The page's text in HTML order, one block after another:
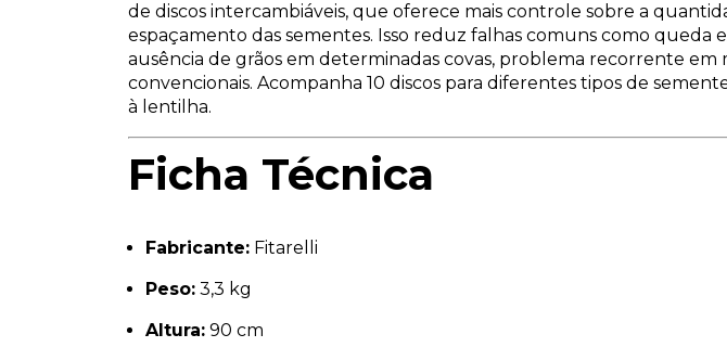
de discos intercambiáveis, que oferece mais controle sobre a
espaçamento das sementes. Isso reduz falhas comuns como queda
ausência de grãos em determinadas covas, problema recorrente em
convencionais. Acompanha 10 discos para diferentes tipos de
à lentilha.
Ficha Técnica
Fabricante: Fitarelli
Peso: 3,3 kg
Altura: 90 cm